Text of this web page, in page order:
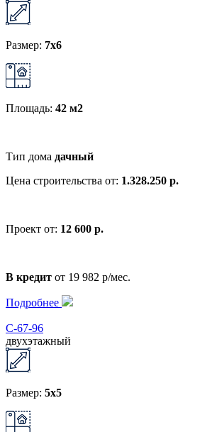
Размер: 7x6
Площадь: 42 м2
Тип дома дачный
Цена строительства от: 1.328.250 р.
Проект от: 12 600 р.
В кредит от 19 982 р/мес.
Подробнее
С-67-96
двухэтажный
Размер: 5x5